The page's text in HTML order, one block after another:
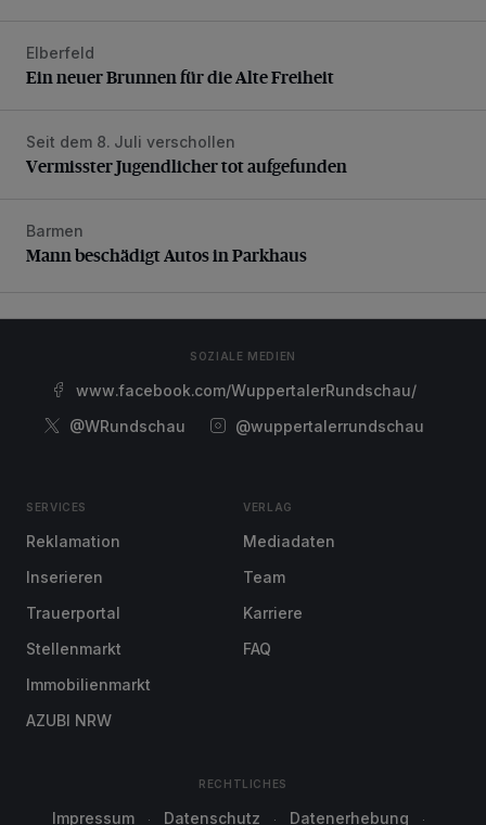
Ein neuer Brunnen für die Alte Freiheit
Elberfeld
Ein neuer Brunnen für die Alte Freiheit
Vermisster Jugendlicher tot aufgefunden
Seit dem 8. Juli verschollen
Vermisster Jugendlicher tot aufgefunden
Mann beschädigt Autos in Parkhaus
Barmen
Mann beschädigt Autos in Parkhaus
SOZIALE MEDIEN
www.facebook.com/WuppertalerRundschau/
@WRundschau
@wuppertalerrundschau
SERVICES
Reklamation
Inserieren
Trauerportal
Stellenmarkt
Immobilienmarkt
AZUBI NRW
VERLAG
Mediadaten
Team
Karriere
FAQ
RECHTLICHES
Impressum Datenschutz Datenerhebung